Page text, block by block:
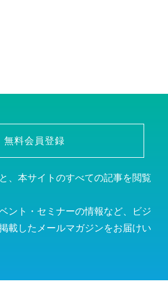
無料会員登録
、本サイトのすべての記事を閲覧
ント・セミナーの情報など、ビジ
載したメールマガジンをお届けい